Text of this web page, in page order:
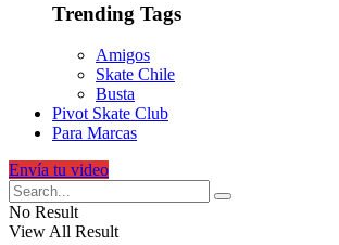
Trending Tags
Amigos
Skate Chile
Busta
Pivot Skate Club
Para Marcas
Envía tu video
No Result
View All Result